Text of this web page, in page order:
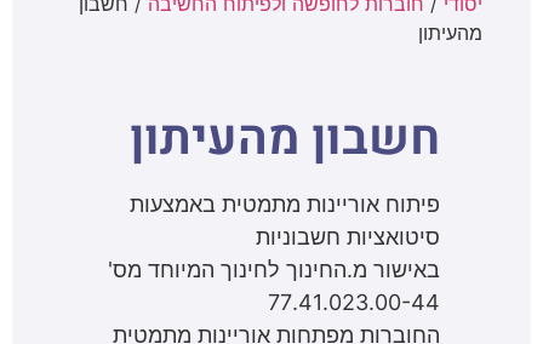
מהעיתון
חשבון מהעיתון
פיתוח אוריינות מתמטית באמצעות
סיטואציות חשבוניות
באישור מ.החינוך לחינוך המיוחד מס'
77.41.023.00-44
החוברות מפתחות אוריינות מתמטית